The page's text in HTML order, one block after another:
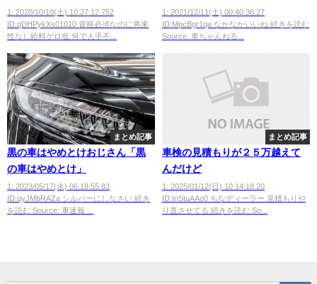
士にならないの？？
1: 2020/10/10(土) 10:27:12.752
ID:qDHPykXs01010 資格必須なのに将来
性なし給料ゲロ低 何で人手不...
wwwwwwwwwwww
1: 2021/12/11(土) 00:40:36.27
ID:MpcBgr1qa なかなかいいね 続きを読む
Source: 車ちゃんねる...
まとめ記事
黒の車はやめとけおじさん「黒
の車はやめとけ」
1: 2023/05/17(水) 06:18:55.83
ID:qyJMbRAZa シルバーにしなさい 続き
を読む Source: 車速報 ...
まとめ記事
車検の見積もりが２５万越えて
んだけど
1: 2025/01/12(日) 10:14:18.20
ID:InStuAAo0 ちなディーラー 見積もりや
り直させてる 続きを読む So...